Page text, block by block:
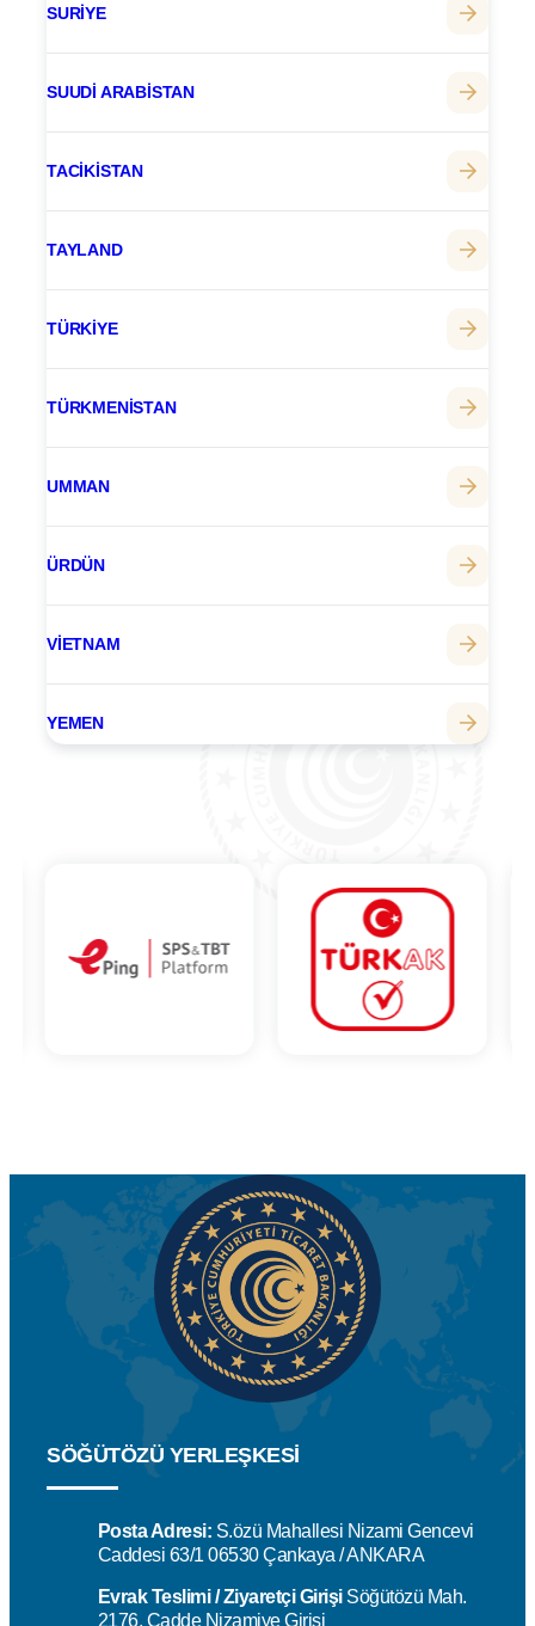
SURIYE
SUUDI ARABISTAN
TACIKISTAN
TAYLAND
TÜRKIYE
TÜRKMENISTAN
UMMAN
ÜRDÜN
VIETNAM
YEMEN
SÖĞÜTÖZÜ YERLEŞKESİ
Posta Adresi: S.özü Mahallesi Nizami Gencevi
Caddesi 63/1 06530 Çankaya / ANKARA
Evrak Teslimi / Ziyaretçi GirişiSöğütözü Mah.
2176. Cadde Nizamiye Girişi